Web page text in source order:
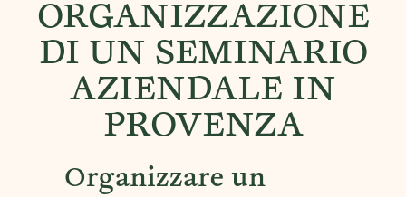
ORGANIZZAZIONE
DI UN SEMINARIO
AZIENDALE IN
PROVENZA
Organizzare un